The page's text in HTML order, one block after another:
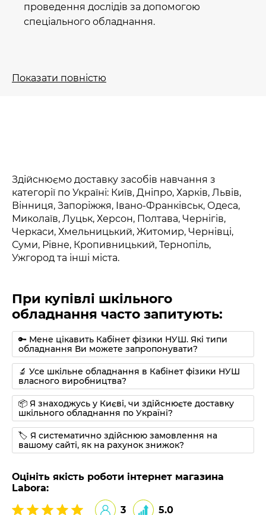
проведення дослідів за допомогою
спеціального обладнання.
в Лабора
методи ідеально підійдуть для розуміння суті
фізичних законів, розуміння принципу роботи
демонстраційних моделей вимірювальних
приладів тощо.
Інтернет-магазин «Лабора» пропонує широкий
лабораторних робіт, а також всі необхідні
інструменти та прилади для навчальних
експериментів. В наявності є спеціально
підібрані по тематичних розділах комплекти. У
каталозі можна легко визначитися з
підрозділом та вибрати необхідний товар
завдяки ретельному опису кожної позиції.
Для легкого орієнтування на сайті ми
пропонуємо тематичні розділи згідно
календарного планування з фізики:
Меблі та стенди.
Електрика та магнетизм.
Показати повністю
Здійснюємо доставку засобів навчання з
категорії по Україні: Київ, Дніпро, Харків, Львів,
Вінниця, Запоріжжя, Івано-Франківськ, Одеса,
Миколаїв, Луцьк, Херсон, Полтава, Чернігів,
Черкаси, Хмельницький, Житомир, Чернівці,
Суми, Рівне, Кропивницький, Тернопіль,
Ужгород та інші міста.
При купівлі шкільного
обладнання часто запитують:
🔑 Мене цікавить Кабінет фізики НУШ. Які типи
обладнання Ви можете запропонувати?
🔬 Усе шкільне обладнання в Кабінет фізики НУШ
власного виробництва?
📦 Я знаходжусь у Києві, чи здійснюєте доставку
шкільного обладнання по Україні?
🏷 Я систематично здійснюю замовлення на
вашому сайті, як на рахунок знижок?
Оцініть якість роботи інтернет магазина
Labora:
3
5.0